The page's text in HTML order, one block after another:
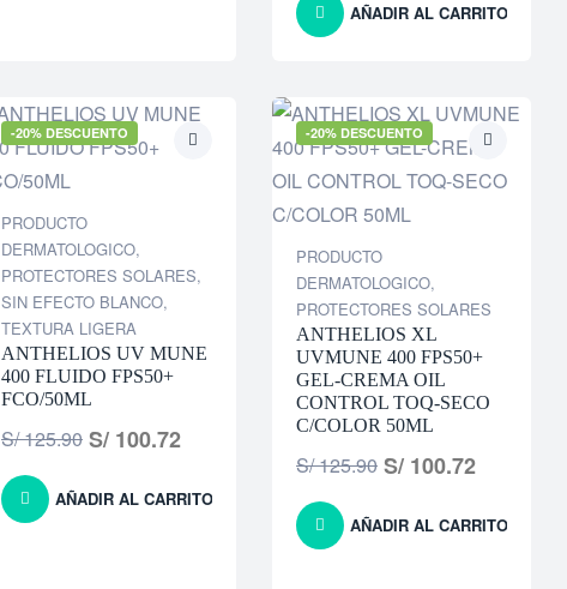
AÑADIR AL CARRITO
-20% DESCUENTO
PRODUCTO
DERMATOLOGICO,
PROTECTORES SOLARES,
SIN EFECTO BLANCO,
TEXTURA LIGERA
ANTHELIOS UV MUNE
400 FLUIDO FPS50+
FCO/50ML
S/125.90 S/ 100.72
AÑADIR AL CARRITO
-20% DESCUENTO
PRODUCTO
DERMATOLOGICO,
PROTECTORES SOLARES
ANTHELIOS XL
UVMUNE 400 FPS50+
GEL-CREMA OIL
CONTROL TOQ-SECO
C/COLOR 50ML
S/125.90 S/ 100.72
AÑADIR AL CARRITO